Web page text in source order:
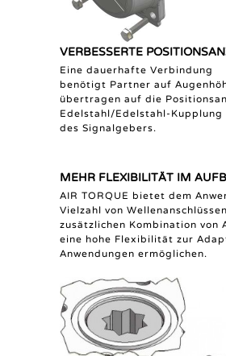
VERBESSERTE
Eine dauerhafte Verbindung
benötigt Partner auf
übertragen auf die
Edelstahl/Edelstahl-Kupplung
des Signalgebers.
MEHR FLEXIBILITÄT IM
AIR TORQUE bietet dem
Vielzahl von
zusätzlichen Kombination von
eine hohe Flexibilität zur
Anwendungen ermöglichen.